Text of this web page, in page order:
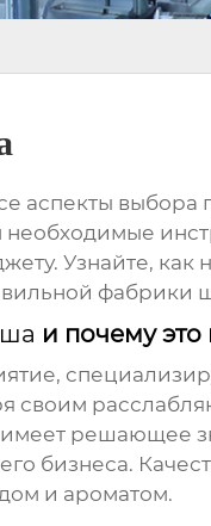
аспекты выбора
Узнайте,
фабрики
и почему
своим
решающее
бизнеса.
и ароматом.